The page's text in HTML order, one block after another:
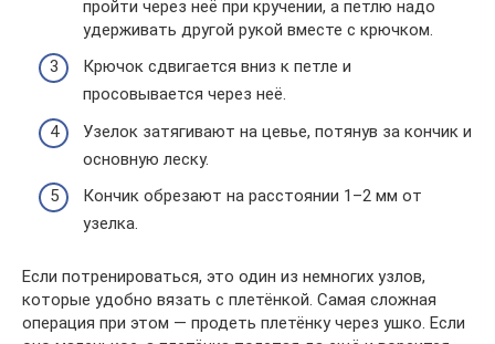
пройти через неё при кручении, а петлю надо
удерживать другой рукой вместе с крючком.
Крючок сдвигается вниз к петле и
просовывается через неё.
Узелок затягивают на цевье, потянув за кончик и
основную леску.
Кончик обрезают на расстоянии 1–2 мм от
узелка.
Если потренироваться, это один из немногих узлов,
которые удобно вязать с плетёнкой. Самая сложная
операция при этом — продеть плетёнку через ушко. Если